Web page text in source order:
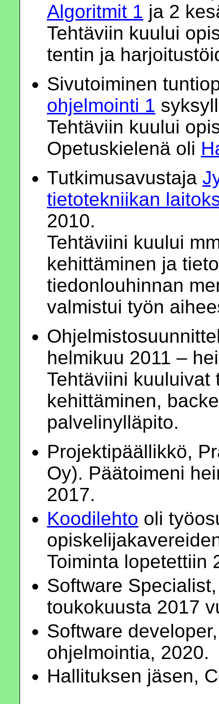
Algoritmit 1 ja 2
Tehtäviin kuului
tentin ja
Sivutoiminen
ohjelmointi 1
Tehtäviin kuului
Opetuskielenä oli
Tutkimusavustaja
tietotekniikan
2010.
Tehtäviini kuului
kehittäminen ja
tiedonlouhinnan
valmistui työn
helmikuu 2011 –
Tehtäviini kuuluivat
kehittäminen,
palvelinylläpito.
Projektipäällikkö,
Oy). Päätoimeni
2017.
Koodilehto oli
Toiminta lopetettiin
Software
toukokuusta 2017
Software
ohjelmointia, 2020.
Hallituksen jäsen,